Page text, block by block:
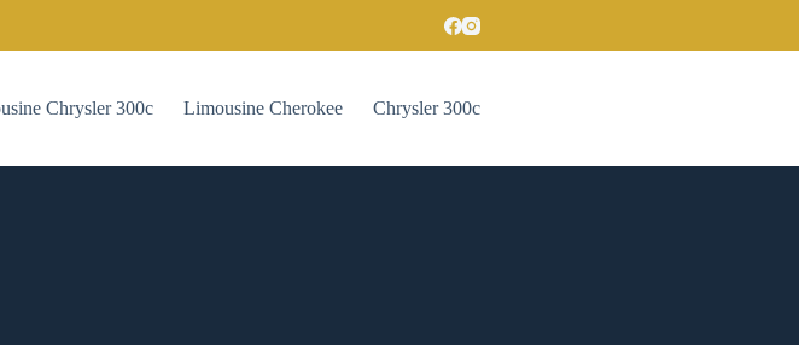
Chrysler 300c Limousine Cherokee Chrysler 300c